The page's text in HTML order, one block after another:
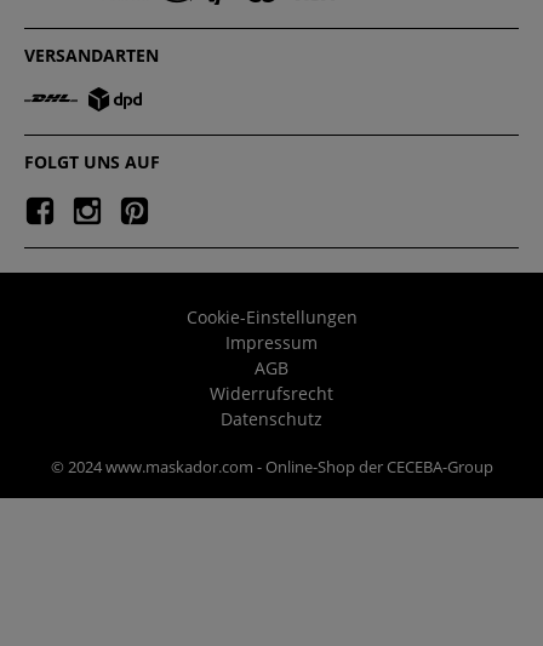
VERSANDARTEN
FOLGT UNS AUF
Cookie-Einstellungen
Impressum
AGB
Widerrufsrecht
Datenschutz
© 2024 www.maskador.com - Online-Shop der CECEBA-Group